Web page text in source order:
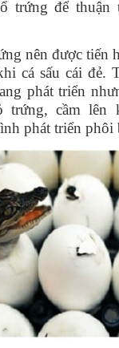
trứng để thuận
nên được tiến
cá sấu cái đẻ.
phát triển
cầm lên
phát triển phôi